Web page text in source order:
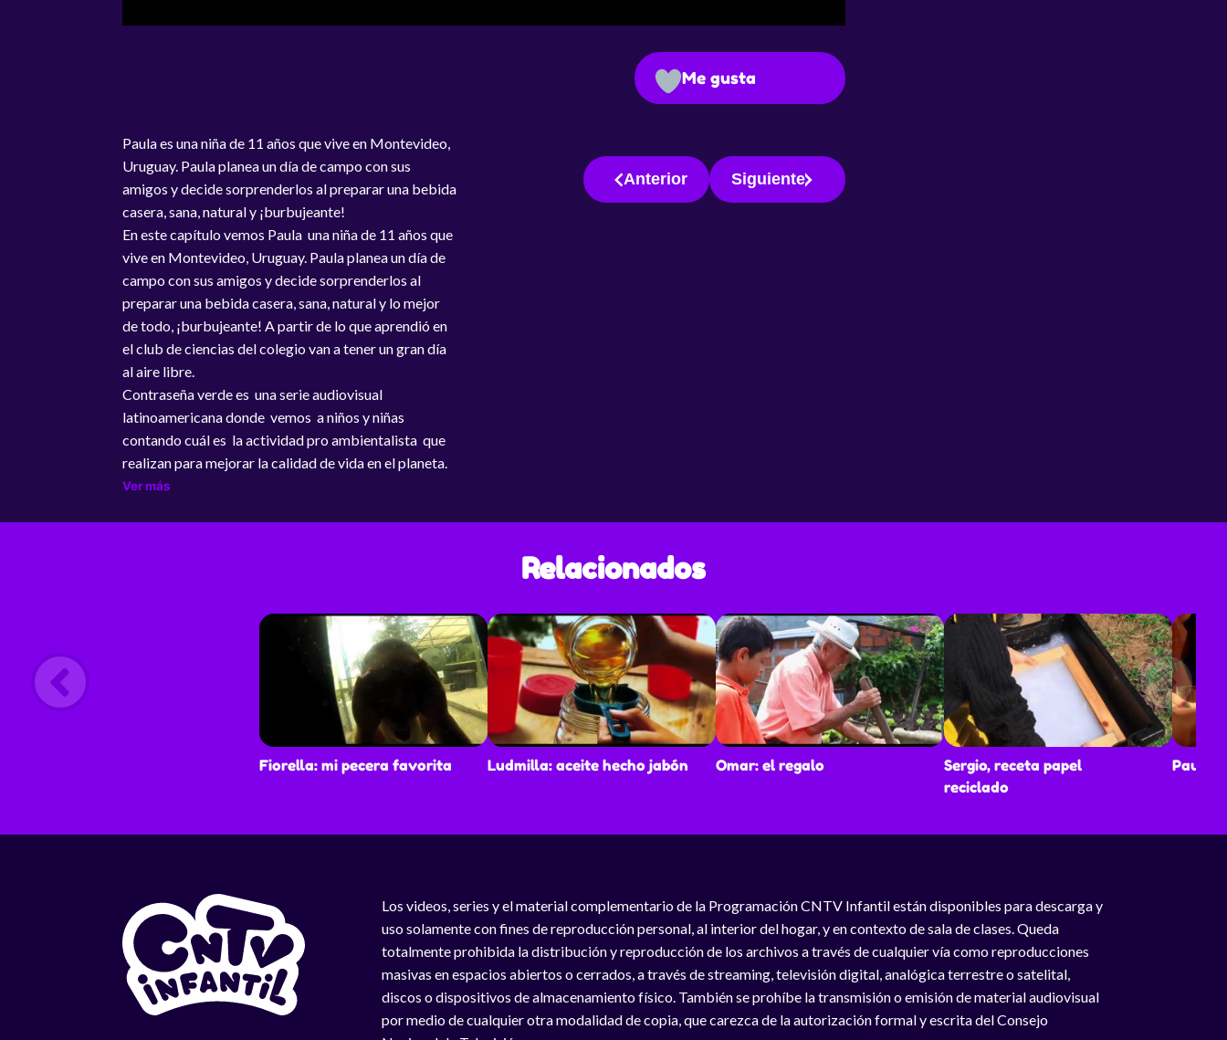
Me gusta
Paula es una niña de 11 años que vive en Montevideo,
Uruguay. Paula planea un día de campo con sus
amigos y decide sorprenderlos al preparar una bebida
casera, sana, natural y ¡burbujeante!
En este capítulo vemos Paula una niña de 11 años que
vive en Montevideo, Uruguay. Paula planea un día de
campo con sus amigos y decide sorprenderlos al
preparar una bebida casera, sana, natural y lo mejor
de todo, ¡burbujeante! A partir de lo que aprendió en
el club de ciencias del colegio van a tener un gran día
al aire libre.
Contraseña verde es una serie audiovisual
latinoamericana donde vemos a niños y niñas
contando cuál es la actividad pro ambientalista que
realizan para mejorar la calidad de vida en el planeta.
Ver más
Anterior Siguiente
Relacionados
Fiorella: mi pecera favorita Ludmilla: aceite hecho jabón Omar: el regalo
Sergio, receta papel
reciclado
Paula:
Los videos, series y el material complementario de la Programación CNTV Infantil están disponibles para descarga y
uso solamente con fines de reproducción personal, al interior del hogar, y en contexto de sala de clases. Queda
totalmente prohibida la distribución y reproducción de los archivos a través de cualquier vía como reproducciones
masivas en espacios abiertos o cerrados, a través de streaming, televisión digital, analógica terrestre o satelital,
discos o dispositivos de almacenamiento físico. También se prohíbe la transmisión o emisión de material audiovisual
por medio de cualquier otra modalidad de copia, que carezca de la autorización formal y escrita del Consejo